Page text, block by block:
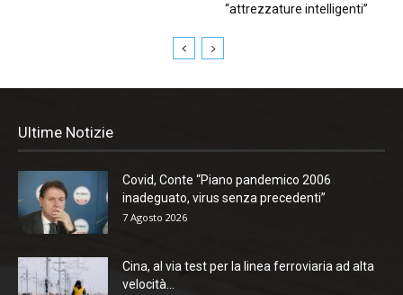
“attrezzature intelligenti”
Ultime Notizie
Covid, Conte “Piano pandemico 2006
inadeguato, virus senza precedenti”
7 Agosto 2026
Cina, al via test per la linea ferroviaria ad alta
velocità...